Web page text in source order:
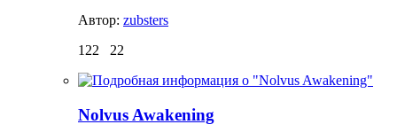
Автор: zubsters
122
22
Nolvus Awakening